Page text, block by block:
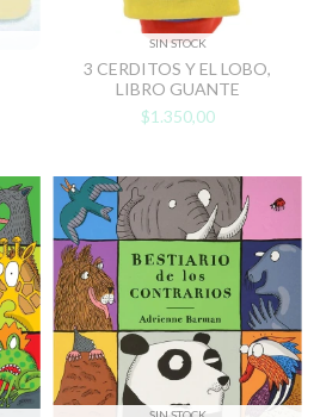
SIN STOCK
3 CERDITOS Y EL LOBO,
LIBRO GUANTE
$1.350,00